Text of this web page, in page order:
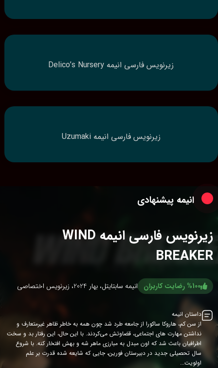
زیرنویس فارسی انیمه Delico’s Nursery
زیرنویس فارسی انیمه Uzumaki
انیمه پیشنهادی
زیرنویس فارسی انیمه WIND
BREAKER
%100 رضایت کاربران انیمه سابتایتل، بهار 2024، زیرنویس اختصاصی
داستان انیمه
از سن کم، هاروكا ساكورا از جامعه طرد شد چون همه به خاطر ظاهر غیرمتعارف و
نداشتن مهارت های اجتماعی، قضاوتش می‌کردند. با این حال، این رفتار بد و سخت
اطرافیان باعث شد که اون مبدل به مبارزی ماهر شه و بهش افتخار کنه. با شروع
سال تحصیلی جدید در دبیرستان فورین، جایی که شایعه شده قدرت بر علم
اولویت...